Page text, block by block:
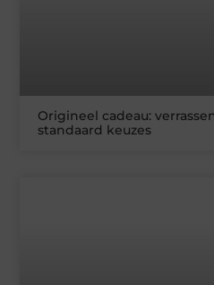
Origineel cadeau:
standaard keuzes